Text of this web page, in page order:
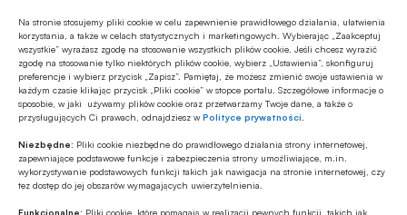
Na stronie stosujemy pliki cookie w celu zapewnienie prawidłowego działania, ułatwienia
korzystania, a także w celach statystycznych i marketingowych. Wybierając „Zaakceptuj
wszystkie” wyrażasz zgodę na stosowanie wszystkich plików cookie. Jeśli chcesz wyrazić
zgodę na stosowanie tylko niektórych plików cookie, wybierz „Ustawienia”, skonfiguruj
preferencje i wybierz przycisk „Zapisz”. Pamiętaj, że możesz zmienić swoje ustawienia w
każdym czasie klikając przycisk „Pliki cookie” w stopce portalu. Szczegółowe informacje o
sposobie, w jaki używamy plików cookie oraz przetwarzamy Twoje dane, a także o
przysługujących Ci prawach, odnajdziesz wPolityce prywatności
Niezbędne: Pliki cookie niezbędne do prawidłowego działania strony internetowej,
zapewniające podstawowe funkcje i zabezpieczenia strony umożliwiające, m.in.
wykorzystywanie podstawowych funkcji takich jak nawigacja na stronie internetowej, czy
tez dostęp do jej obszarów wymagających uwierzytelnienia.
Funkcjonalne: Pliki cookie, które pomagają w realizacji pewnych funkcji, takich jak
Mam na myśli erę, w której inflacja była pod
kontrolą przez czterdzieści lat, a potem mieliśmy
inflację pandemiczną na całym świecie. A teraz
mamy inflację, która praktycznie wróciła do celu,
bardzo blisko celu, a teraz jest nękana przez szok
energetyczny i szok taryfowy” – powiedział.